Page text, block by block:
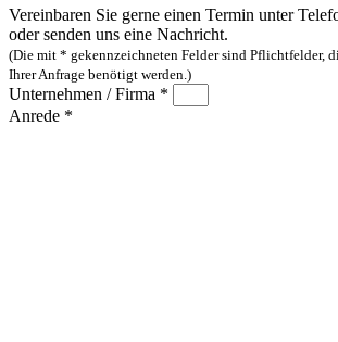
Vereinbaren Sie gerne einen Termin unter
oder senden uns eine Nachricht.
(Die mit * gekennzeichneten Felder sind Pflichtfelder,
Ihrer Anfrage benötigt werden.)
Unternehmen / Firma *
Anrede *